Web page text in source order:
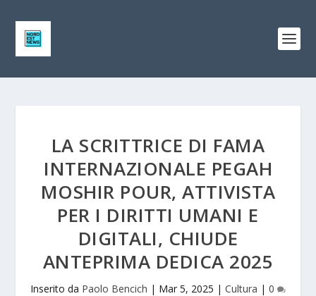
LA SCRITTRICE DI FAMA
INTERNAZIONALE PEGAH
MOSHIR POUR, ATTIVISTA
PER I DIRITTI UMANI E
DIGITALI, CHIUDE
ANTEPRIMA DEDICA 2025
Inserito da Paolo Bencich | Mar 5, 2025 | Cultura | 0